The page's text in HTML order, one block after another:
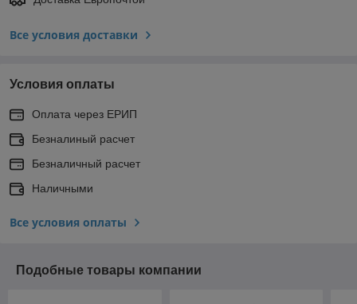
Все условия доставки
Условия оплаты
Оплата через ЕРИП
Безналиный расчет
Безналичный расчет
Наличными
Все условия оплаты
Подобные товары компании